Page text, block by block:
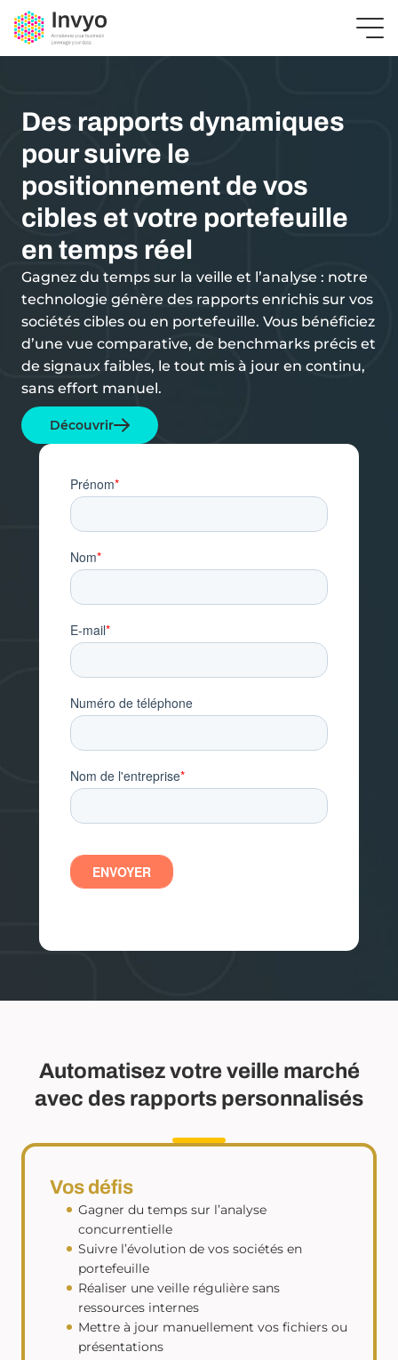
Des rapports dynamiques
pour suivre le
positionnement de vos
cibles et votre portefeuille
en temps réel
Gagnez du temps sur la veille et l’analyse : notre
technologie génère des rapports enrichis sur vos
sociétés cibles ou en portefeuille. Vous bénéficiez
d’une vue comparative, de benchmarks précis et
de signaux faibles, le tout mis à jour en continu,
sans effort manuel.
Découvrir
Automatisez votre veille marché
avec des rapports personnalisés
Vos défis
Gagner du temps sur l’analyse
concurrentielle
Suivre l’évolution de vos sociétés en
portefeuille
Réaliser une veille régulière sans
ressources internes
Mettre à jour manuellement vos fichiers ou
présentations